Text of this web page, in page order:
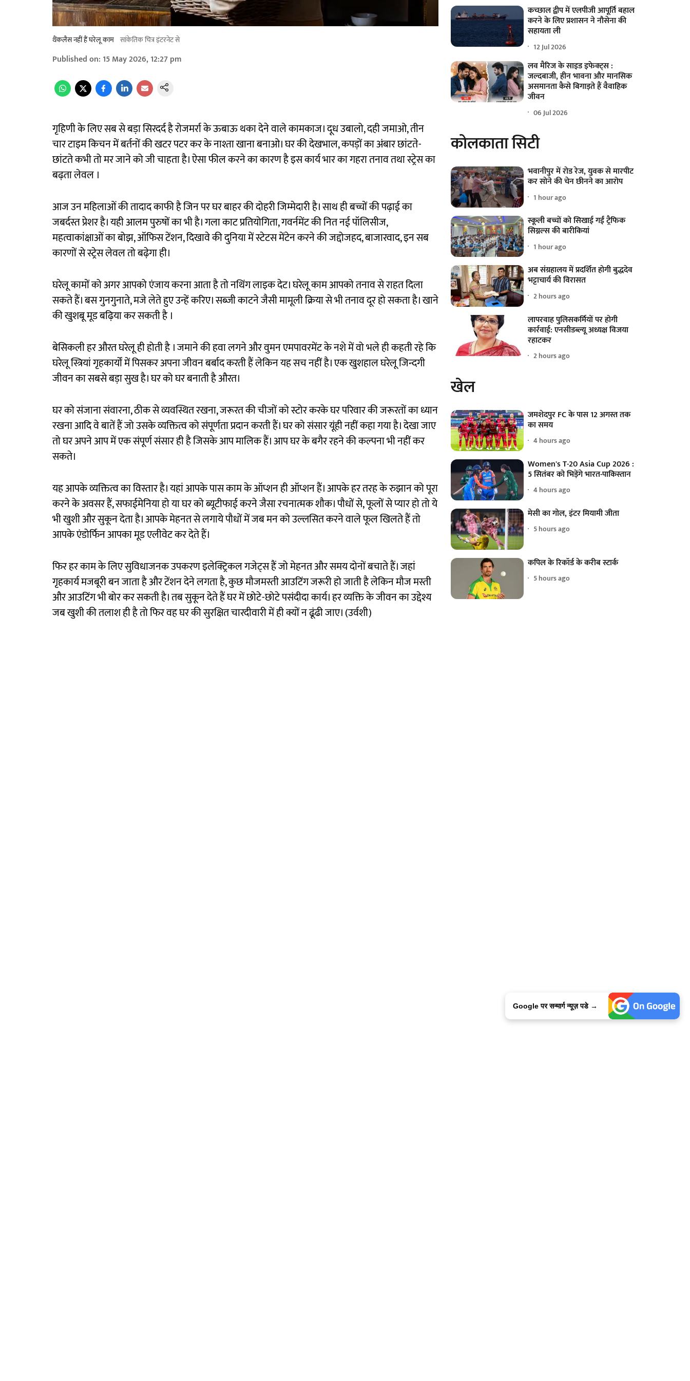
थैंकलैस नहीं हैं घरेलू काम सांकेतिक चित्र इंटरनेट से
Published on: 15 May 2026, 12:27 pm
गृहिणी के लिए सब से बड़ा सिरदर्द है रोजमर्रा के ऊबाऊ थका देने वाले कामकाज। दूध उबालो, दही जमाओ, तीन
चार टाइम किचन में बर्तनों की खटर पटर कर के नाश्ता खाना बनाओ। घर की देखभाल, कपड़ों का अंबार छांटते-
छांटते कभी तो मर जाने को जी चाहता है। ऐसा फील करने का कारण है इस कार्य भार का गहरा तनाव तथा स्ट्रेस का
बढ़ता लेवल ।
आज उन महिलाओं की तादाद काफी है जिन पर घर बाहर की दोहरी जिम्मेदारी है। साथ ही बच्चों की पढ़ाई का
जबर्दस्त प्रेशर है। यही आलम पुरुषों का भी है। गला काट प्रतियोगिता, गवर्नमेंट की नित नई पॉलिसीज,
महत्वाकांक्षाओं का बोझ, ऑफिस टेंशन, दिखावे की दुनिया में स्टेटस मेंटेन करने की जद्दोजहद, बाजारवाद, इन सब
कारणों से स्ट्रेस लेवल तो बढ़ेगा ही।
घरेलू कामों को अगर आपको एंजाय करना आता है तो नथिंग लाइक देट। घरेलू काम आपको तनाव से राहत दिला
सकते हैं। बस गुनगुनाते, मजे लेते हुए उन्हें करिए। सब्जी काटने जैसी मामूली क्रिया से भी तनाव दूर हो सकता है। खाने
की खुशबू मूड बढ़िया कर सकती है ।
बेसिकली हर औरत घरेलू ही होती है । जमाने की हवा लगने और वुमन एमपावरमेंट के नशे में वो भले ही कहती रहे कि
घरेलू स्त्रियां गृहकार्यों में पिसकर अपना जीवन बर्बाद करती हैं लेकिन यह सच नहीं है। एक खुशहाल घरेलू जिन्दगी
जीवन का सबसे बड़ा सुख है। घर को घर बनाती है औरत।
घर को संजाना संवारना, ठीक से व्यवस्थित रखना, जरूरत की चीजों को स्टोर करके घर परिवार की जरूरतों का ध्यान
रखना आदि वे बातें हैं जो उसके व्यक्तित्व को संपूर्णता प्रदान करती हैं। घर को संसार यूंही नहीं कहा गया है। देखा जाए
तो घर अपने आप में एक संपूर्ण संसार ही है जिसके आप मालिक हैं। आप घर के बगैर रहने की कल्पना भी नहीं कर
सकते।
यह आपके व्यक्तित्व का विस्तार है। यहां आपके पास काम के ऑप्शन ही ऑप्शन हैं। आपके हर तरह के रुझान को पूरा
करने के अवसर हैं, सफाईमेनिया हो या घर को ब्यूटीफाई करने जैसा रचनात्मक शौक। पौधों से, फूलों से प्यार हो तो ये
भी खुशी और सुकून देता है। आपके मेहनत से लगाये पौधों में जब मन को उल्लसित करने वाले फूल खिलते हैं तो
आपके एंडोर्फिन आपका मूड एलीवेट कर देते हैं।
फिर हर काम के लिए सुविधाजनक उपकरण इलेक्ट्रिकल गजेट्स हैं जो मेहनत और समय दोनों बचाते हैं। जहां
गृहकार्य मजबूरी बन जाता है और टेंशन देने लगता है, कुछ मौजमस्ती आउटिंग जरूरी हो जाती है लेकिन मौज मस्ती
और आउटिंग भी बोर कर सकती है। तब सुकून देते हैं घर में छोटे-छोटे पसंदीदा कार्य। हर व्यक्ति के जीवन का उद्देश्य
जब खुशी की तलाश ही है तो फिर वह घर की सुरक्षित चारदीवारी में ही क्यों न ढूंढी जाए। (उर्वशी)
कच्छाल द्वीप में एलपीजी आपूर्ति बहाल
करने के लिए प्रशासन ने नौसेना की
सहायता ली
12 Jul 2026
लव मैरिज के साइड इफेक्ट्स :
जल्दबाजी, हीन भावना और मानसिक
असमानता कैसे बिगाड़ते हैं वैवाहिक
जीवन
06 Jul 2026
कोलकाता सिटी
भवानीपुर में रोड रेज, युवक से मारपीट
कर सोने की चेन छीनने का आरोप
1 hour ago
स्कूली बच्चों को सिखाई गईं ट्रैफिक
सिग्नल्स की बारीकियां
1 hour ago
अब संग्रहालय में प्रदर्शित होगी बुद्धदेव
भट्टाचार्य की विरासत
2 hours ago
लापरवाह पुलिसकर्मियों पर होगी
कार्रवाई: एनसीडब्ल्यू अध्यक्ष विजया
रहाटकर
2 hours ago
खेल
जमशेदपुर FC के पास 12 अगस्त तक
का समय
4 hours ago
Women's T-20 Asia Cup 2026 :
5 सितंबर को भिड़ेंगे भारत-पाकिस्तान
4 hours ago
मेसी का गोल, इंटर मियामी जीता
5 hours ago
कपिल के रिकॉर्ड के करीब स्टार्क
5 hours ago
Google पर सन्मार्ग न्यूज़ पडे →